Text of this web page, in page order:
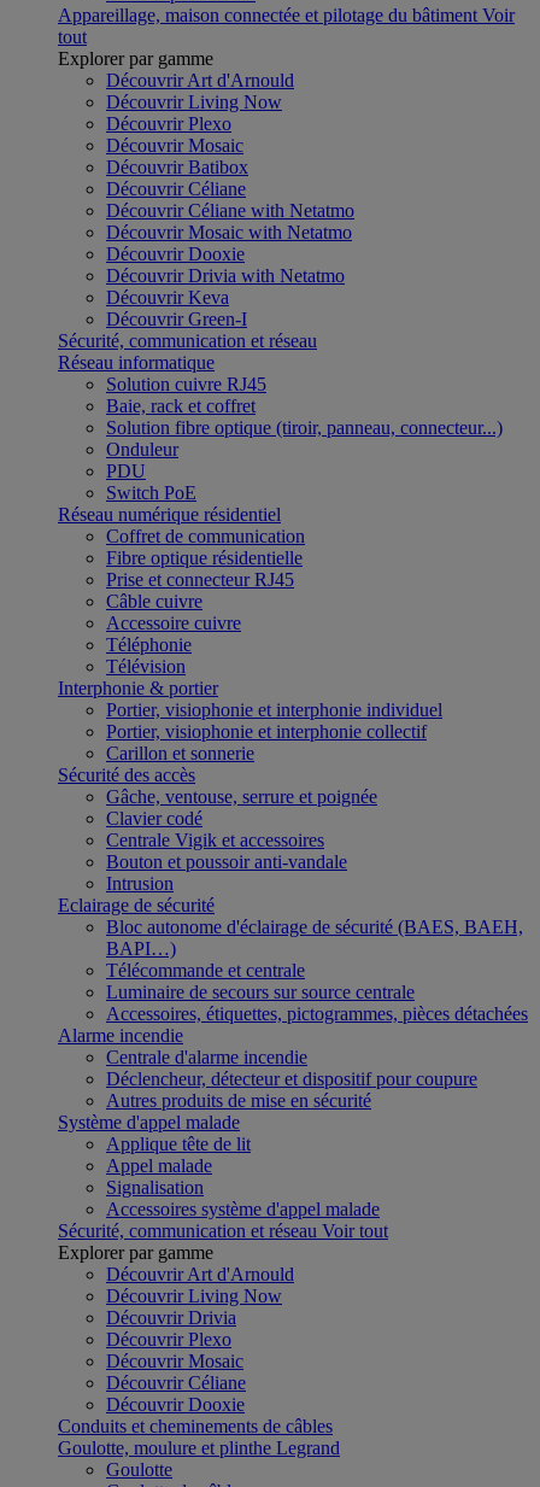
Appareillage, maison connectée et pilotage du bâtiment Voir
tout
Explorer par gamme
Découvrir Art d'Arnould
Découvrir Living Now
Découvrir Plexo
Découvrir Mosaic
Découvrir Batibox
Découvrir Céliane
Découvrir Céliane with Netatmo
Découvrir Mosaic with Netatmo
Découvrir Dooxie
Découvrir Drivia with Netatmo
Découvrir Keva
Découvrir Green-I
Sécurité, communication et réseau
Réseau informatique
Solution cuivre RJ45
Baie, rack et coffret
Solution fibre optique (tiroir, panneau, connecteur...)
Onduleur
PDU
Switch PoE
Réseau numérique résidentiel
Coffret de communication
Fibre optique résidentielle
Prise et connecteur RJ45
Câble cuivre
Accessoire cuivre
Téléphonie
Télévision
Interphonie & portier
Portier, visiophonie et interphonie individuel
Portier, visiophonie et interphonie collectif
Carillon et sonnerie
Sécurité des accès
Gâche, ventouse, serrure et poignée
Clavier codé
Centrale Vigik et accessoires
Bouton et poussoir anti-vandale
Intrusion
Eclairage de sécurité
Bloc autonome d'éclairage de sécurité (BAES, BAEH,
BAPI…)
Télécommande et centrale
Luminaire de secours sur source centrale
Accessoires, étiquettes, pictogrammes, pièces détachées
Alarme incendie
Centrale d'alarme incendie
Déclencheur, détecteur et dispositif pour coupure
Autres produits de mise en sécurité
Système d'appel malade
Applique tête de lit
Appel malade
Signalisation
Accessoires système d'appel malade
Sécurité, communication et réseau Voir tout
Explorer par gamme
Découvrir Art d'Arnould
Découvrir Living Now
Découvrir Drivia
Découvrir Plexo
Découvrir Mosaic
Découvrir Céliane
Découvrir Dooxie
Conduits et cheminements de câbles
Goulotte, moulure et plinthe Legrand
Goulotte